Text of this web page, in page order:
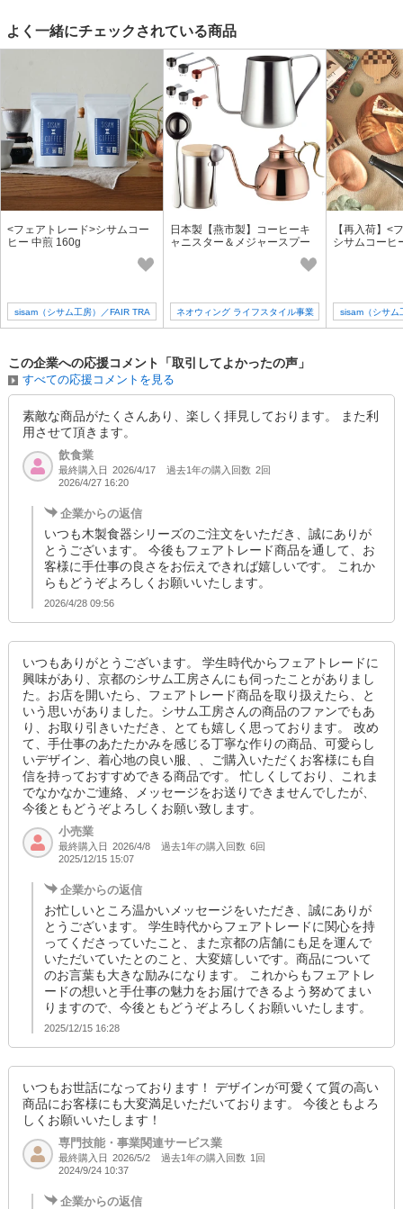
よく一緒にチェックされている商品
<フェアトレード>シサムコー
ヒー 中煎 160g
sisam（シサム工房）／FAIR TRA
DE + design
日本製【燕市製】コーヒーキ
ャニスター＆メジャースプー
ネオウィング ライフスタイル事業
部（1号店）
【再入荷】<
シサムコーヒ
sisam（シサム
DE
この企業への応援コメント「取引してよかったの声」
すべての応援コメントを見る
素敵な商品がたくさんあり、楽しく拝見しております。 また利
用させて頂きます。
飲食業
最終購入日 2026/4/17 過去1年の購入回数 2回
2026/4/27 16:20
企業からの返信
いつも木製食器シリーズのご注文をいただき、誠にありが
とうございます。 今後もフェアトレード商品を通して、お
客様に手仕事の良さをお伝えできれば嬉しいです。 これか
らもどうぞよろしくお願いいたします。
2026/4/28 09:56
いつもありがとうございます。 学生時代からフェアトレードに
興味があり、京都のシサム工房さんにも伺ったことがありまし
た。お店を開いたら、フェアトレード商品を取り扱えたら、と
いう思いがありました。シサム工房さんの商品のファンでもあ
り、お取り引きいただき、とても嬉しく思っております。 改め
て、手仕事のあたたかみを感じる丁寧な作りの商品、可愛らし
いデザイン、着心地の良い服、、ご購入いただくお客様にも自
信を持っておすすめできる商品です。 忙しくしており、これま
でなかなかご連絡、メッセージをお送りできませんでしたが、
今後ともどうぞよろしくお願い致します。
小売業
最終購入日 2026/4/8 過去1年の購入回数 6回
2025/12/15 15:07
企業からの返信
お忙しいところ温かいメッセージをいただき、誠にありが
とうございます。 学生時代からフェアトレードに関心を持
ってくださっていたこと、また京都の店舗にも足を運んで
いただいていたとのこと、大変嬉しいです。商品について
のお言葉も大きな励みになります。 これからもフェアトレ
ードの想いと手仕事の魅力をお届けできるよう努めてまい
りますので、今後ともどうぞよろしくお願いいたします。
2025/12/15 16:28
いつもお世話になっております！ デザインが可愛くて質の高い
商品にお客様にも大変満足いただいております。 今後ともよろ
しくお願いいたします！
専門技能・事業関連サービス業
最終購入日 2026/5/2 過去1年の購入回数 1回
2024/9/24 10:37
企業からの返信